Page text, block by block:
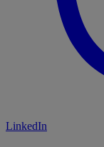
LinkedIn